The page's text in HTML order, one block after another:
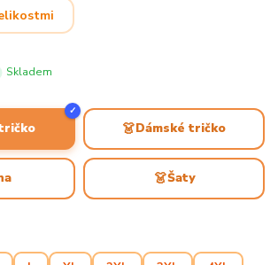
Skladem
✓
👗Dámské tričko
👗Šaty